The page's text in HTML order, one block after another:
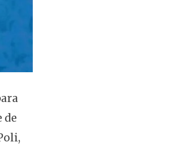
de